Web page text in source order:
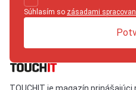
Súhlasím so zásadami